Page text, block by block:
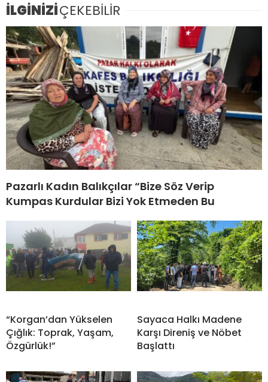
İLGİNİZİÇEKEBİLİR
Pazarlı Kadın Balıkçılar “Bize Söz Verip
Kumpas Kurdular Bizi Yok Etmeden Bu
“Korgan’dan Yükselen
Çığlık: Toprak, Yaşam,
Özgürlük!”
Sayaca Halkı Madene
Karşı Direniş ve Nöbet
Başlattı